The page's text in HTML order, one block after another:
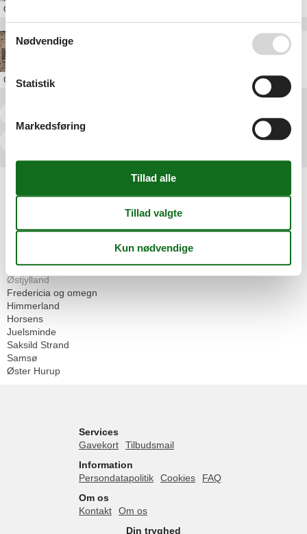
Om
sommerhus med havudsigt samsø
OmSamsø
Alle
Geografier
Danmark
Østjylland
Fredericia og omegn
Himmerland
Horsens
Juelsminde
Saksild Strand
Samsø
Øster Hurup
Services
Gavekort
Tilbudsmail
Information
Persondatapolitik
Cookies
FAQ
Om os
Kontakt
Om os
Din tryghed
Nødvendige
Statistik
Markedsføring